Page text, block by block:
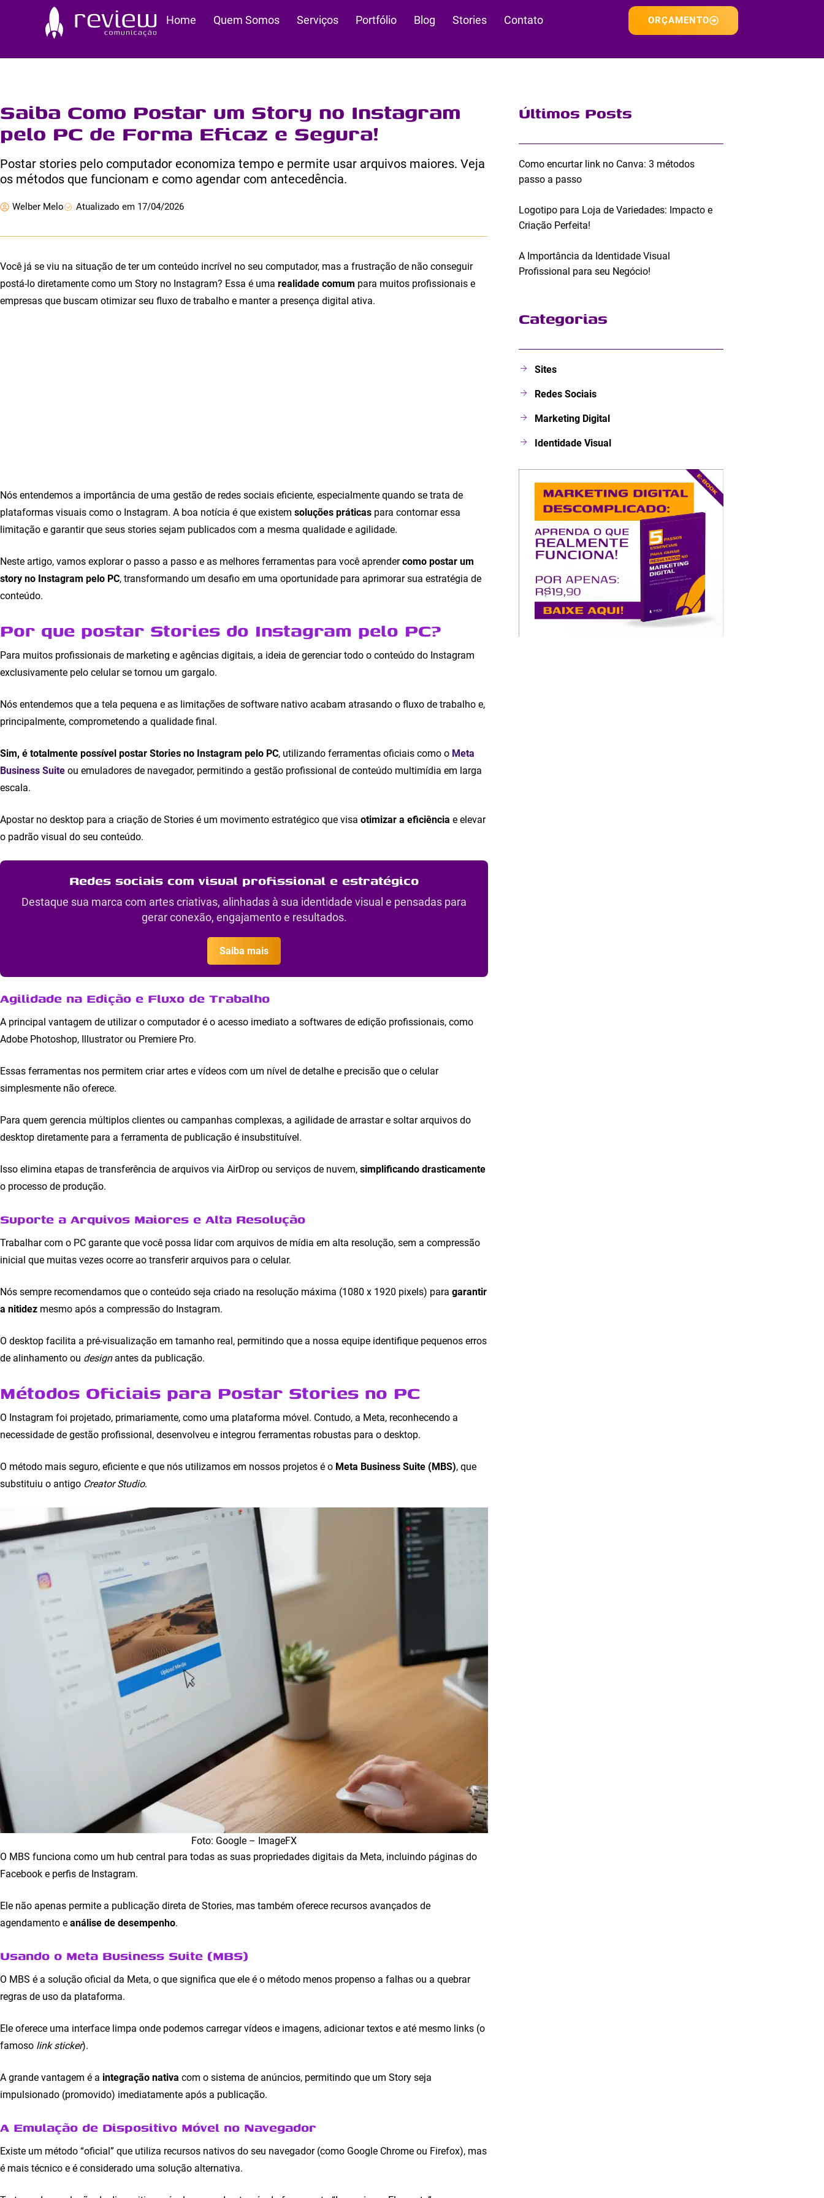
Home Quem Somos Serviços Portfólio Blog Stories Contato ORÇAMENTO
Saiba Como Postar um Story no Instagram
pelo PC de Forma Eficaz e Segura!
Postar stories pelo computador economiza tempo e permite usar arquivos maiores. Veja
os métodos que funcionam e como agendar com antecedência.
Welber Melo Atualizado em 17/04/2026
Você já se viu na situação de ter um conteúdo incrível no seu computador, mas a frustração de não conseguir
postá-lo diretamente como um Story no Instagram? Essa é uma realidade comum para muitos profissionais e
empresas que buscam otimizar seu fluxo de trabalho e manter a presença digital ativa.
Nós entendemos a importância de uma gestão de redes sociais eficiente, especialmente quando se trata de
plataformas visuais como o Instagram. A boa notícia é que existem soluções práticas para contornar essa
limitação e garantir que seus stories sejam publicados com a mesma qualidade e agilidade.
Neste artigo, vamos explorar o passo a passo e as melhores ferramentas para você aprendercomo postar um
story no Instagram pelo PC, transformando um desafio em uma oportunidade para aprimorar sua estratégia de
conteúdo.
Por que postar Stories do Instagram pelo PC?
Para muitos profissionais de marketing e agências digitais, a ideia de gerenciar todo o conteúdo do Instagram
exclusivamente pelo celular se tornou um gargalo.
Nós entendemos que a tela pequena e as limitações de software nativo acabam atrasando o fluxo de trabalho e,
principalmente, comprometendo a qualidade final.
Sim, é totalmente possível postar Stories no Instagram pelo PC, utilizando ferramentas oficiais como o Meta
Business Suite ou emuladores de navegador, permitindo a gestão profissional de conteúdo multimídia em larga
escala.
Apostar no desktop para a criação de Stories é um movimento estratégico que visa otimizar a eficiência e elevar
o padrão visual do seu conteúdo.
Redes sociais com visual profissional e estratégico
Destaque sua marca com artes criativas, alinhadas à sua identidade visual e pensadas para
gerar conexão, engajamento e resultados.
Saiba mais
Agilidade na Edição e Fluxo de Trabalho
A principal vantagem de utilizar o computador é o acesso imediato a softwares de edição profissionais, como
Adobe Photoshop, Illustrator ou Premiere Pro.
Essas ferramentas nos permitem criar artes e vídeos com um nível de detalhe e precisão que o celular
simplesmente não oferece.
Para quem gerencia múltiplos clientes ou campanhas complexas, a agilidade de arrastar e soltar arquivos do
desktop diretamente para a ferramenta de publicação é insubstituível.
Isso elimina etapas de transferência de arquivos via AirDrop ou serviços de nuvem, simplificando drasticamente
o processo de produção.
Suporte a Arquivos Maiores e Alta Resolução
Trabalhar com o PC garante que você possa lidar com arquivos de mídia em alta resolução, sem a compressão
inicial que muitas vezes ocorre ao transferir arquivos para o celular.
Nós sempre recomendamos que o conteúdo seja criado na resolução máxima (1080 x 1920 pixels) para garantir
a nitidez mesmo após a compressão do Instagram.
O desktop facilita a pré-visualização em tamanho real, permitindo que a nossa equipe identifique pequenos erros
de alinhamento ou designantes da publicação.
Métodos Oficiais para Postar Stories no PC
O Instagram foi projetado, primariamente, como uma plataforma móvel. Contudo, a Meta, reconhecendo a
necessidade de gestão profissional, desenvolveu e integrou ferramentas robustas para o desktop.
O método mais seguro, eficiente e que nós utilizamos em nossos projetos é o Meta Business Suite (MBS), que
substituiu o antigo Creator Studio.
Foto: Google – ImageFX
O MBS funciona como um hub central para todas as suas propriedades digitais da Meta, incluindo páginas do
Facebook e perfis de Instagram.
Ele não apenas permite a publicação direta de Stories, mas também oferece recursos avançados de
agendamento e análise de desempenho.
Usando o Meta Business Suite (MBS)
O MBS é a solução oficial da Meta, o que significa que ele é o método menos propenso a falhas ou a quebrar
regras de uso da plataforma.
Ele oferece uma interface limpa onde podemos carregar vídeos e imagens, adicionar textos e até mesmo links (o
famoso link sticker).
A grande vantagem é a integração nativa com o sistema de anúncios, permitindo que um Story seja
impulsionado (promovido) imediatamente após a publicação.
A Emulação de Dispositivo Móvel no Navegador
Existe um método “oficial” que utiliza recursos nativos do seu navegador (como Google Chrome ou Firefox), mas
é mais técnico e é considerado uma solução alternativa.
Últimos Posts
Como encurtar link no Canva: 3 métodos
passo a passo
Logotipo para Loja de Variedades: Impacto e
Criação Perfeita!
A Importância da Identidade Visual
Profissional para seu Negócio!
Categorias
Sites
Redes Sociais
Marketing Digital
Identidade Visual